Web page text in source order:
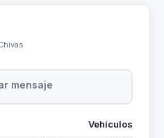
mensaje
Vehículos